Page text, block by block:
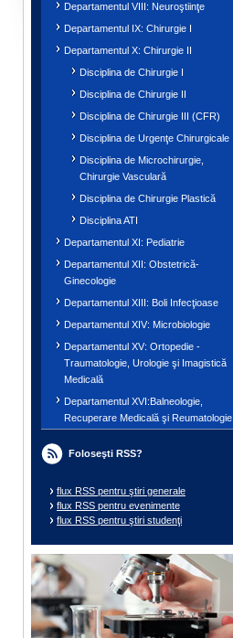
Departamentul VIII: Neuroştiinţe
Departamentul IX: Chirurgie I
Departamentul X: Chirurgie II
Disciplina de Chirurgie I
Disciplina de Chirurgie II
Disciplina de Chirurgie III (CFR)
Disciplina de Urgenţe Chirurgicale
Disciplina de Microchirurgie,
Chirurgie Vasculară
Disciplina de Chirurgie Plastică
Disciplina ATI
Departamentul XI: Pediatrie
Departamentul XII: Obstetrică-
Ginecologie
Departamentul XIII: Boli Infecţioase
Departamentul XIV: Microbiologie
Departamentul XV: Ortopedie -
Traumatologie, Urologie şi Imagistică
Medicală
Departamentul XVI:Balneologie,
Recuperare Medicală şi Reumatologie
Foloseşti RSS?
flux RSS pentru ştiri generale
flux RSS pentru evenimente
flux RSS pentru ştiri studenţi